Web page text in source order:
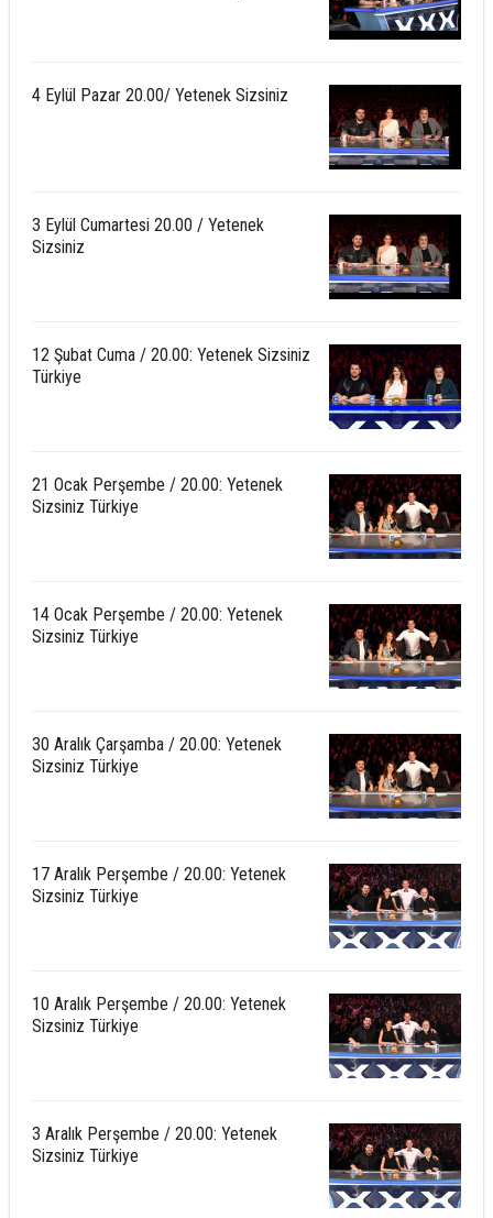
4 Eylül Pazar 20.00/ Yetenek Sizsiniz
3 Eylül Cumartesi 20.00 / Yetenek
Sizsiniz
12 Şubat Cuma / 20.00: Yetenek Sizsiniz
Türkiye
21 Ocak Perşembe / 20.00: Yetenek
Sizsiniz Türkiye
14 Ocak Perşembe / 20.00: Yetenek
Sizsiniz Türkiye
30 Aralık Çarşamba / 20.00: Yetenek
Sizsiniz Türkiye
17 Aralık Perşembe / 20.00: Yetenek
Sizsiniz Türkiye
10 Aralık Perşembe / 20.00: Yetenek
Sizsiniz Türkiye
3 Aralık Perşembe / 20.00: Yetenek
Sizsiniz Türkiye